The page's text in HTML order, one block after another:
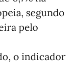
segundo
pelo
o indicador